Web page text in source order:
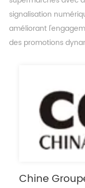
signalisation
améliorant
des promotions
Chine